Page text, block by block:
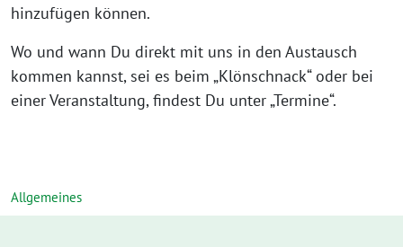
hinzufügen können.
Wo und wann Du direkt mit uns in den Austausch
kommen kannst, sei es beim „Klönschnack“ oder bei
einer Veranstaltung, findest Du unter „Termine“.
Allgemeines